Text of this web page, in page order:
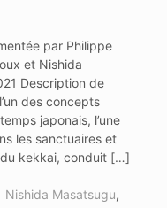
par Philippe
et Nishida
Description de
des concepts
japonais, l’une
les sanctuaires et
du kekkai, conduit […]
Nishida Masatsugu,